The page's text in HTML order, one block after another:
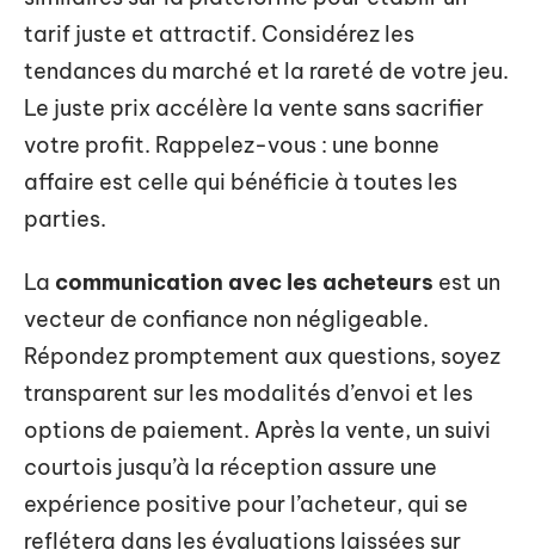
tarif juste et attractif. Considérez les
tendances du marché et la rareté de votre jeu.
Le juste prix accélère la vente sans sacrifier
votre profit. Rappelez-vous : une bonne
affaire est celle qui bénéficie à toutes les
parties.
La communication avec les acheteurs est un
vecteur de confiance non négligeable.
Répondez promptement aux questions, soyez
transparent sur les modalités d’envoi et les
options de paiement. Après la vente, un suivi
courtois jusqu’à la réception assure une
expérience positive pour l’acheteur, qui se
reflétera dans les évaluations laissées sur